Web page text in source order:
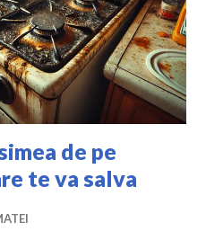
de pe
te va salva